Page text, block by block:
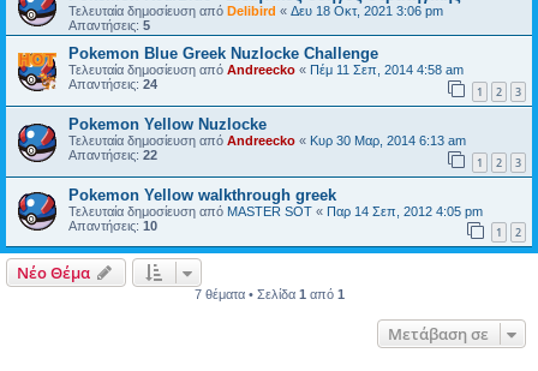
Τελευταία δημοσίευση από Delibird « Δευ 18 Οκτ, 2021 3:06 pm
Απαντήσεις: 5
Pokemon Blue Greek Nuzlocke Challenge
Τελευταία δημοσίευση από Andreecko « Πέμ 11 Σεπ, 2014 4:58 am
Απαντήσεις: 24 1 2 3
Pokemon Yellow Nuzlocke
Τελευταία δημοσίευση από Andreecko « Κυρ 30 Μαρ, 2014 6:13 am
Απαντήσεις: 22 1 2 3
Pokemon Yellow walkthrough greek
Τελευταία δημοσίευση από MASTER SOT « Παρ 14 Σεπ, 2012 4:05 pm
Απαντήσεις: 10 1 2
Νέο Θέμα
7 θέματα • Σελίδα 1 από 1
Μετάβαση σε